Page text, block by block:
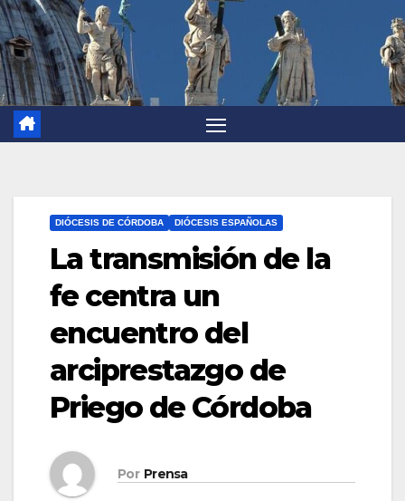
DIÓCESIS DE CÓRDOBA DIÓCESIS ESPAÑOLAS
La transmisión de la
fe centra un
encuentro del
arciprestazgo de
Priego de Córdoba
Por Prensa